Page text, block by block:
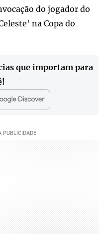
do jogador do
na Copa do
que importam para